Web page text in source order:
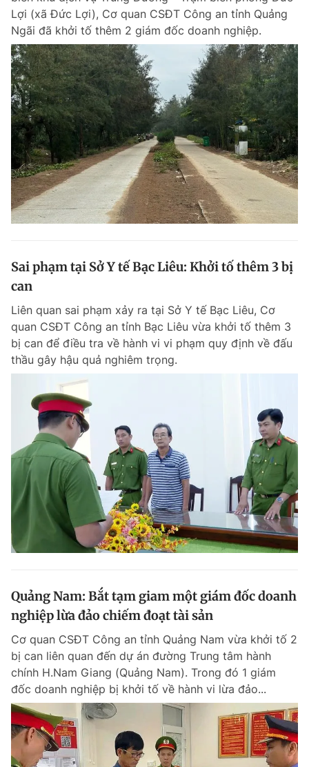
Đọc Thanh Niên trên điện thoại
Theo dõi báo trên
Hotline
0906 645 777
Liên hệ quảng cáo
0908 780 404
Đặt báo Quảng cáo RSS Tòa soạn Chính sách bảo
Tổng biên tập: Nguyễn Ngọc Toàn
Tổng thư ký tòa soạn: Đức Trung
Giấy phép xuất bản số 110/GP - BTTTT cấp ngày 24.3.2020
© 2003-2026 Bản quyền thuộc về Báo Thanh Niên. Cấm sao chép
dưới mọi hình thức nếu không có sự chấp thuận bằng văn bản.
Phát triển bởi ePi Technologies, JSC.
Lợi (xã Đức Lợi), Cơ quan CSĐT Công an tỉnh Quảng
Ngãi đã khởi tố thêm 2 giám đốc doanh nghiệp.
Sai phạm tại Sở Y tế Bạc Liêu: Khởi tố thêm 3 bị
can
Liên quan sai phạm xảy ra tại Sở Y tế Bạc Liêu, Cơ
quan CSĐT Công an tỉnh Bạc Liêu vừa khởi tố thêm 3
bị can để điều tra về hành vi vi phạm quy định về đấu
thầu gây hậu quả nghiêm trọng.
Quảng Nam: Bắt tạm giam một giám đốc doanh
nghiệp lừa đảo chiếm đoạt tài sản
Cơ quan CSĐT Công an tỉnh Quảng Nam vừa khởi tố 2
bị can liên quan đến dự án đường Trung tâm hành
chính H.Nam Giang (Quảng Nam). Trong đó 1 giám
đốc doanh nghiệp bị khởi tố về hành vi lừa đảo...